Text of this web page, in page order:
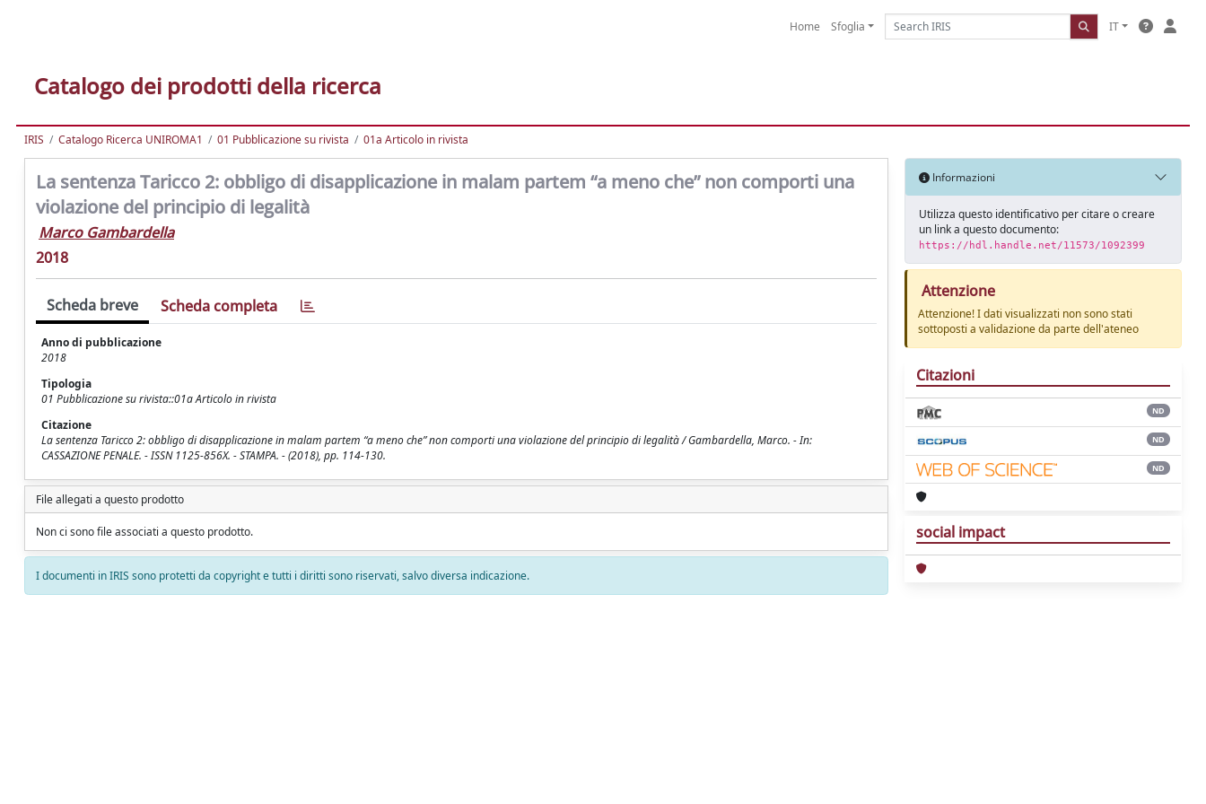
Home Sfoglia IT
Catalogo dei prodotti della ricerca
IRIS Catalogo Ricerca UNIROMA1 01 Pubblicazione su rivista 01a Articolo in rivista
La sentenza Taricco 2: obbligo di disapplicazione in malam partem “a meno che” non comporti una
violazione del principio di legalità
Marco Gambardella
2018
Scheda breve Scheda completa
Anno di pubblicazione
2018
Tipologia
01 Pubblicazione su rivista::01a Articolo in rivista
Citazione
La sentenza Taricco 2: obbligo di disapplicazione in malam partem “a meno che” non comporti una violazione del principio di legalità / Gambardella, Marco. - In:
CASSAZIONE PENALE. - ISSN 1125-856X. - STAMPA. - (2018), pp. 114-130.
File allegati a questo prodotto
Non ci sono file associati a questo prodotto.
I documenti in IRIS sono protetti da copyright e tutti i diritti sono riservati, salvo diversa indicazione.
Informazioni
Utilizza questo identificativo per citare o creare
un link a questo documento:
https://hdl.handle.net/11573/1092399
Attenzione
Attenzione! I dati visualizzati non sono stati
sottoposti a validazione da parte dell'ateneo
Citazioni
ND
ND
ND
social impact